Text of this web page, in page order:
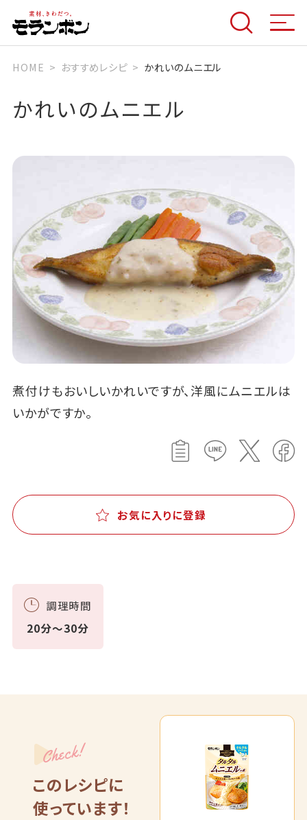
HOME おすすめレシピ かれいのムニエル
かれいのムニエル
煮付けもおいしいかれいですが、洋風にムニエルは
いかがですか。
お気に入りに登録
調理時間
20分～30分
Check!
このレシピに
使っています！